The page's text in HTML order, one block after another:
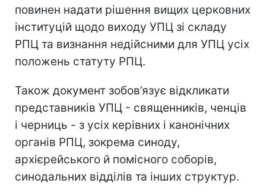
повинен надати рішення вищих церковних
інституцій щодо виходу УПЦ зі складу
РПЦ та визнання недійсними для УПЦ усіх
положень статуту РПЦ.
Також документ зобов’язує відкликати
представників УПЦ - священників, ченців
і черниць - з усіх керівних і канонічних
органів РПЦ, зокрема синоду,
архієрейського й помісного соборів,
синодальних відділів та інших структур.